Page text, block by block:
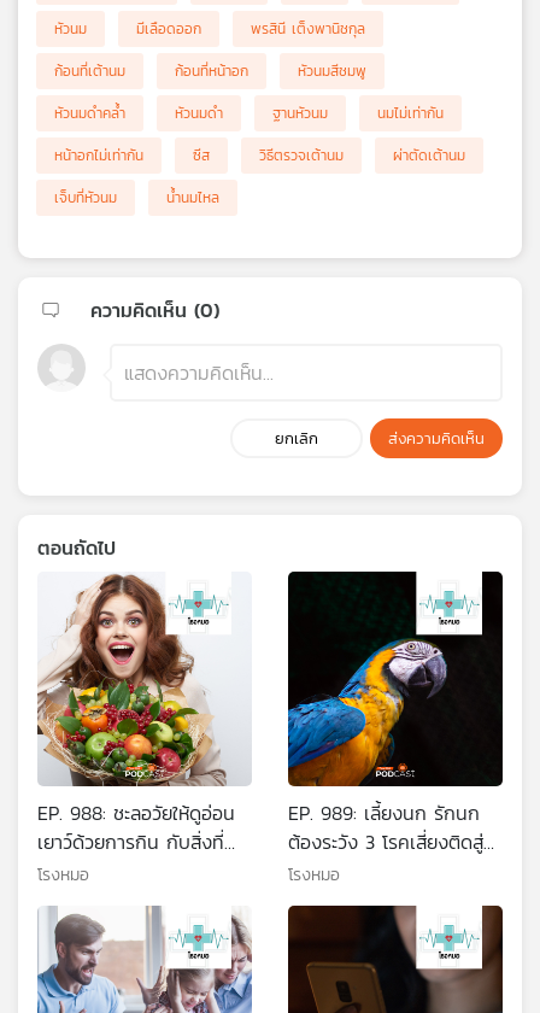
หัวนม
มีเลือดออก
พรสินี เต็งพานิชกุล
ก้อนที่เต้านม
ก้อนที่หน้าอก
หัวนมสีชมพู
หัวนมดำคล้ำ
หัวนมดำ ฐานหัวนม
นมไม่เท่ากัน
หน้าอกไม่เท่ากัน
ซีส วิธีตรวจเต้านม
ผ่าตัดเต้านม
เจ็บที่หัวนม
น้ำนมไหล
ความคิดเห็น (0)
ยกเลิก ส่งความคิดเห็น
ตอนถัดไป
EP. 988: ชะลอวัยให้ดูอ่อน
เยาว์ด้วยการกิน กับสิ่งที่
ควรทำจากหลัก 3ล
โรงหมอ
EP. 989: เลี้ยงนก รักนก
ต้องระวัง 3 โรคเสี่ยงติดสู่
คนจากนก
โรงหมอ